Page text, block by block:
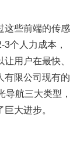
这些前端的传感
个人力成本，
用户在最快、
有限公司现有的
导航三大类型，
大进步。